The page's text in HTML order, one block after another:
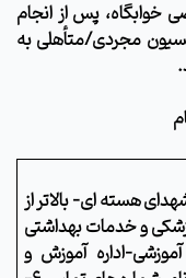
خوابگاه، پس از انجام
مجردی/متأهلی به
هسته ای- بالاتر از
و خدمات بهداشتی
اداره آموزش و